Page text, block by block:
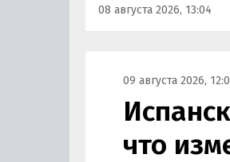
постановки на учет в
08 августа 2026, 13:04
09 августа 2026,
что